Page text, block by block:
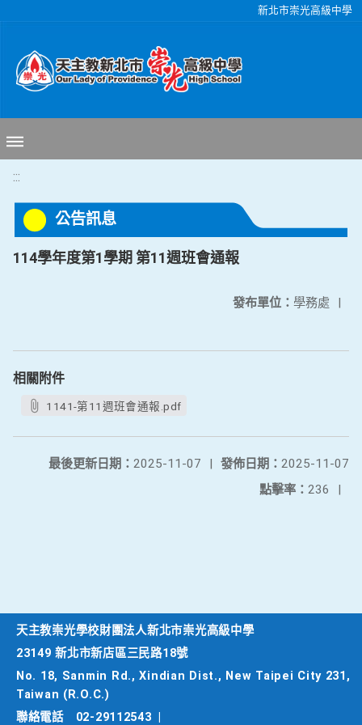
新北市崇光高級中學
:::
公告訊息
114學年度第1學期 第11週班會通報
發布單位： 學務處 |
相關附件
1141-第11週班會通報.pdf
發佈日期： 2025-11-07
最後更新日期： 2025-11-07
|
點擊率： 236 |
天主教崇光學校財團法人新北市崇光高級中學
23149 新北市新店區三民路18號
No. 18, Sanmin Rd., Xindian Dist., New Taipei City 231,
Taiwan (R.O.C.)
聯絡電話
02-29112543